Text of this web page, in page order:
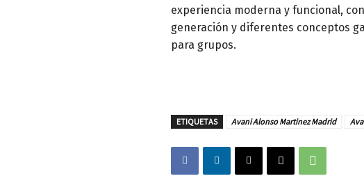
experiencia moderna y funcional,
generación y diferentes conceptos
para grupos.
ETIQUETAS Avani Alonso Martinez Madrid